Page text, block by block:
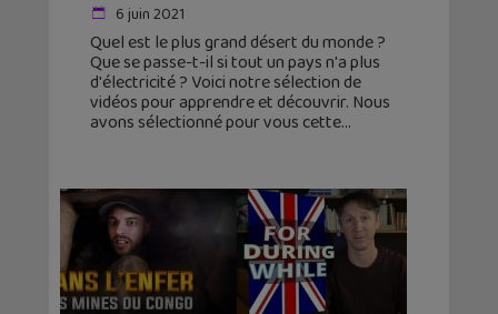
6 juin 2021
Quel est le plus grand désert du monde ?
Que se passe-t-il si tout un pays n'a plus
d'électricité ? Voici notre sélection de
vidéos pour apprendre et découvrir. Nous
avons sélectionné pour vous cette